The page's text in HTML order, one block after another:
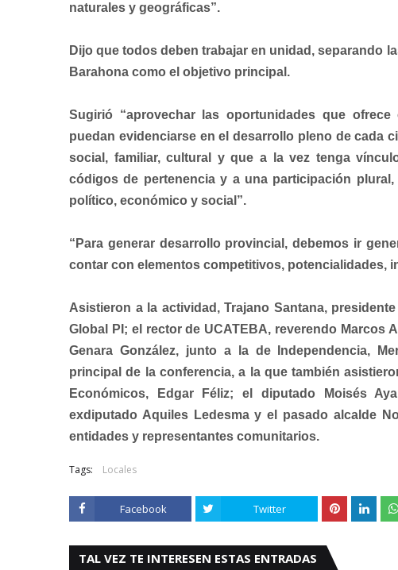
naturales y geográficas”.
Dijo que todos deben trabajar en unidad, separando
Barahona como el objetivo principal.
Sugirió “aprovechar las oportunidades que
puedan evidenciarse en el desarrollo pleno de cada
social, familiar, cultural y que a la vez tenga
códigos de pertenencia y a una participación
político, económico y social”.
“Para generar desarrollo provincial, debemos ir
contar con elementos competitivos, potencialidades,
Asistieron a la actividad, Trajano Santana,
Global PI; el rector de UCATEBA, reverendo Marcos
Genara González, junto a la de Independencia,
principal de la conferencia, a la que también
Económicos, Edgar Féliz; el diputado Moisés
exdiputado Aquiles Ledesma y el pasado alcalde
entidades y representantes comunitarios.
Tags: Locales
Facebook Twitter
TAL VEZ TE INTERESEN ESTAS ENTRADAS